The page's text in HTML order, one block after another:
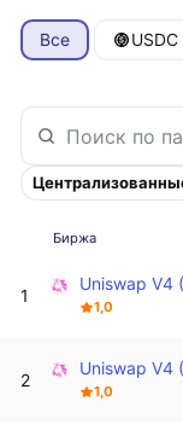
Все USDC
Биржа
1
Uniswap V4
1,0
2
Uniswap V4
1,0